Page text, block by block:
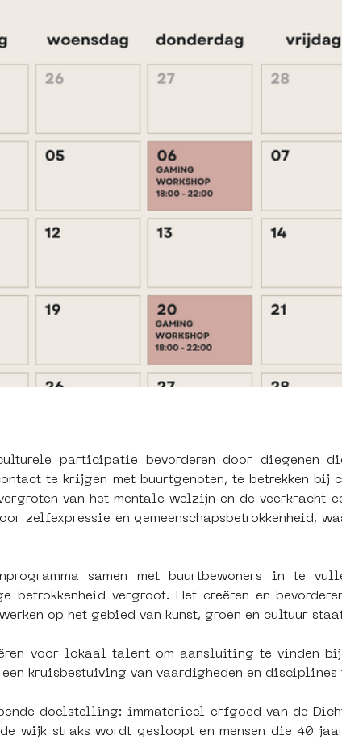
participatie bevorderen door diegenen
te krijgen met buurtgenoten, te betrekken
van het mentale welzijn en de veerkracht
zelfexpressie en gemeenschapsbetrokkenheid,
samen met buurtbewoners in te
betrokkenheid vergroot. Het creëren en
op het gebied van kunst, groen en cultuur
voor lokaal talent om aansluiting te vinden
een kruisbestuiving van vaardigheden en disciplines
doelstelling: immaterieel erfgoed van de
wijk straks wordt gesloopt en mensen die 40